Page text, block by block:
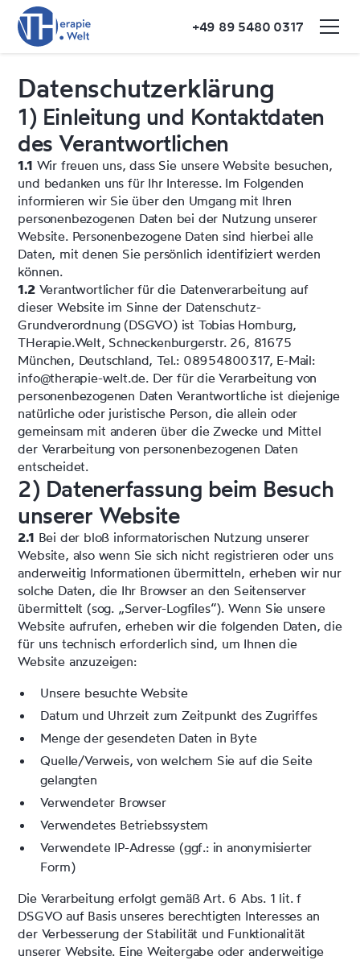
+49 89 5480 0317
Datenschutzerklärung
1) Einleitung und Kontaktdaten
des Verantwortlichen
1.1 Wir freuen uns, dass Sie unsere Website besuchen,
und bedanken uns für Ihr Interesse. Im Folgenden
informieren wir Sie über den Umgang mit Ihren
personenbezogenen Daten bei der Nutzung unserer
Website. Personenbezogene Daten sind hierbei alle
Daten, mit denen Sie persönlich identifiziert werden
können.
1.2Verantwortlicher für die Datenverarbeitung auf
dieser Website im Sinne der Datenschutz-
Grundverordnung (DSGVO) ist Tobias Homburg,
THerapie.Welt, Schneckenburgerstr. 26, 81675
München, Deutschland, Tel.: 08954800317, E-Mail:
info@therapie-welt.de. Der für die Verarbeitung von
personenbezogenen Daten Verantwortliche ist diejenige
natürliche oder juristische Person, die allein oder
gemeinsam mit anderen über die Zwecke und Mittel
der Verarbeitung von personenbezogenen Daten
entscheidet.
2) Datenerfassung beim Besuch
unserer Website
2.1 Bei der bloß informatorischen Nutzung unserer
Website, also wenn Sie sich nicht registrieren oder uns
anderweitig Informationen übermitteln, erheben wir nur
solche Daten, die Ihr Browser an den Seitenserver
übermittelt (sog. „Server-Logfiles“). Wenn Sie unsere
Website aufrufen, erheben wir die folgenden Daten, die
für uns technisch erforderlich sind, um Ihnen die
Website anzuzeigen:
Unsere besuchte Website
Datum und Uhrzeit zum Zeitpunkt des Zugriffes
Menge der gesendeten Daten in Byte
Quelle/Verweis, von welchem Sie auf die Seite
gelangten
Verwendeter Browser
Verwendetes Betriebssystem
Verwendete IP-Adresse (ggf.: in anonymisierter
Form)
Die Verarbeitung erfolgt gemäß Art. 6 Abs. 1 lit. f
DSGVO auf Basis unseres berechtigten Interesses an
der Verbesserung der Stabilität und Funktionalität
unserer Website. Eine Weitergabe oder anderweitige